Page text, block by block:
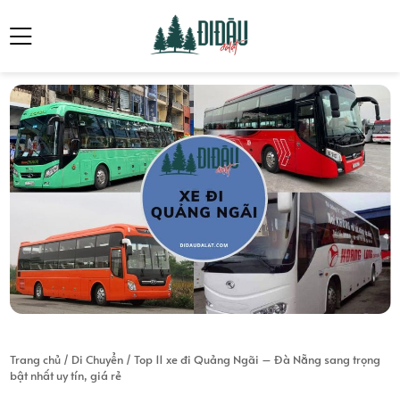
Trang chủ/ Di Chuyển/ Top 11 xe đi Quảng Ngãi – Đà Nẵng sang trọng
bật nhất uy tín, giá rẻ